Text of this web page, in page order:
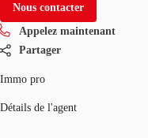
Nous contacter
Appelez maintenant
Partager
Immo pro
Détails de l'agent